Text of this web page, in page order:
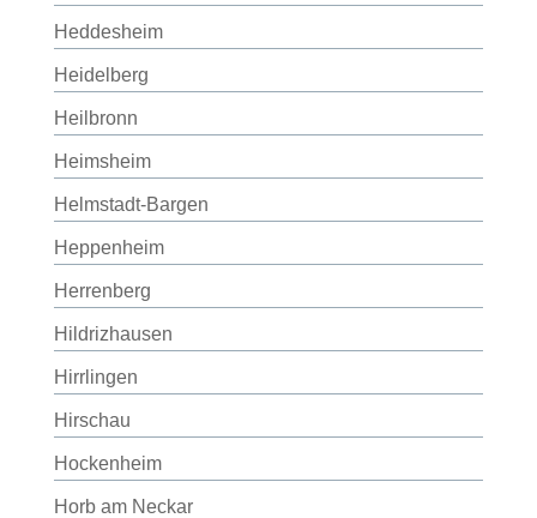
Heddesheim
Heidelberg
Heilbronn
Heimsheim
Helmstadt-Bargen
Heppenheim
Herrenberg
Hildrizhausen
Hirrlingen
Hirschau
Hockenheim
Horb am Neckar